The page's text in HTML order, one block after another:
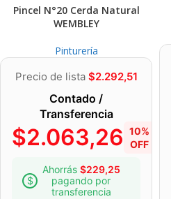
Pincel N°20 Cerda Natural
WEMBLEY
Pinturería
Precio de lista $2.292,51
Contado /
Transferencia
$2.063,26 10%
OFF
Ahorrás $229,25
pagando por
transferencia